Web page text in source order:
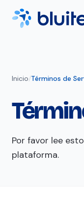
Inicio/Términos de
Por favor lee
plataforma.